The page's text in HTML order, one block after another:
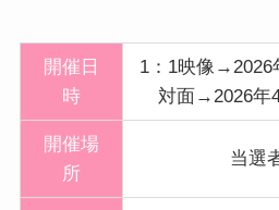
開催日
時
1：1映像→2026
対面→2026年
開催場
所
当選